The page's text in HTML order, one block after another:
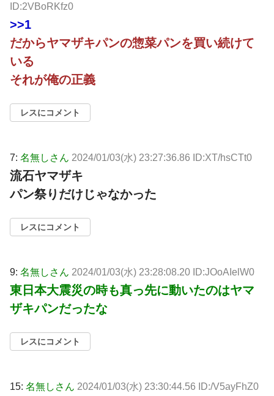
ID:2VBoRKfz0
>>1
だからヤマザキパンの惣菜パンを買い続けて
いる
それが俺の正義
レスにコメント
7: 名無しさん 2024/01/03(水) 23:27:36.86 ID:XT/hsCTt0
流石ヤマザキ
パン祭りだけじゃなかった
レスにコメント
9: 名無しさん 2024/01/03(水) 23:28:08.20 ID:JOoAIelW0
東日本大震災の時も真っ先に動いたのはヤマ
ザキパンだったな
レスにコメント
15: 名無しさん 2024/01/03(水) 23:30:44.56 ID:/V5ayFhZ0